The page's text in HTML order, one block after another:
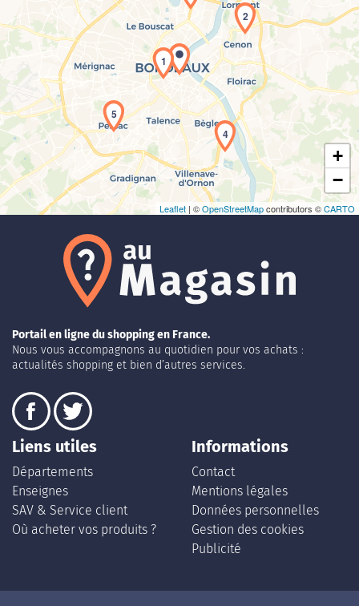
Chargement de la carte en cours...
1
2
4
5
+
−
Leaflet | ©OpenStreetMapcontributors ©CARTO
Portail en ligne du shopping en France.
Nous vous accompagnons au quotidien pour vos achats :
actualités shopping et bien d’autres services.
Liens utiles
Départements
Enseignes
SAV & Service client
Où acheter vos produits ?
Informations
Contact
Mentions légales
Données personnelles
Gestion des cookies
Publicité